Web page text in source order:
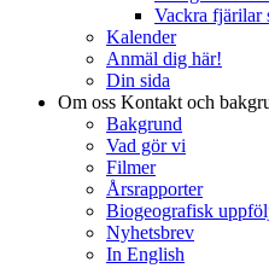
Vackra fjärilar
Kalender
Anmäl dig här!
Din sida
Om oss Kontakt och
Bakgrund
Vad gör vi
Filmer
Årsrapporter
Biogeografisk
Nyhetsbrev
In English